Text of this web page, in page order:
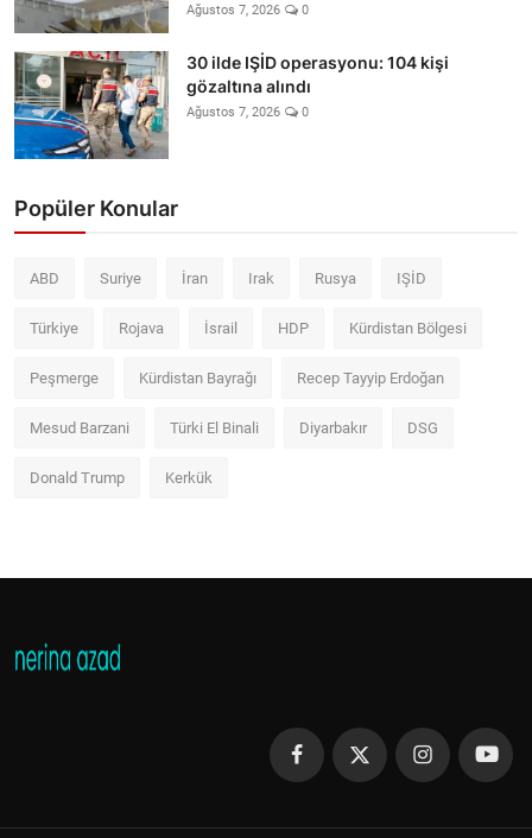
Ağustos 7, 2026 0
30 ilde IŞİD operasyonu: 104 kişi
gözaltına alındı
Ağustos 7, 2026 0
Popüler Konular
ABD Suriye İran Irak Rusya IŞİD
Türkiye Rojava İsrail HDP Kürdistan Bölgesi
Peşmerge Kürdistan Bayrağı Recep Tayyip Erdoğan
Mesud Barzani Türki El Binali Diyarbakır DSG
Donald Trump Kerkük